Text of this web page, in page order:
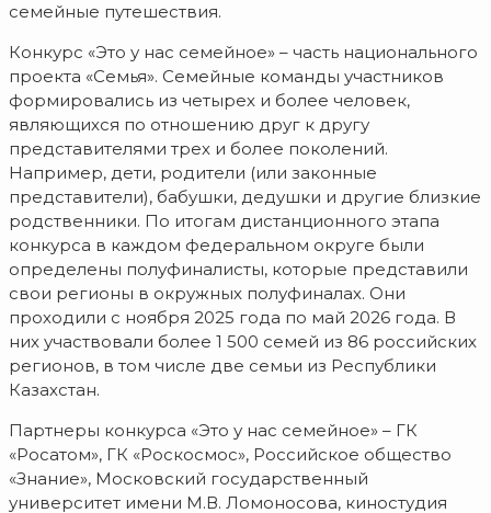
семейные путешествия.
Конкурс «Это у нас семейное» – часть национального
проекта «Семья». Семейные команды участников
формировались из четырех и более человек,
являющихся по отношению друг к другу
представителями трех и более поколений.
Например, дети, родители (или законные
представители), бабушки, дедушки и другие близкие
родственники. По итогам дистанционного этапа
конкурса в каждом федеральном округе были
определены полуфиналисты, которые представили
свои регионы в окружных полуфиналах. Они
проходили с ноября 2025 года по май 2026 года. В
них участвовали более 1 500 семей из 86 российских
регионов, в том числе две семьи из Республики
Казахстан.
Партнеры конкурса «Это у нас семейное» – ГК
«Росатом», ГК «Роскосмос», Российское общество
«Знание», Московский государственный
университет имени М.В. Ломоносова, киностудия